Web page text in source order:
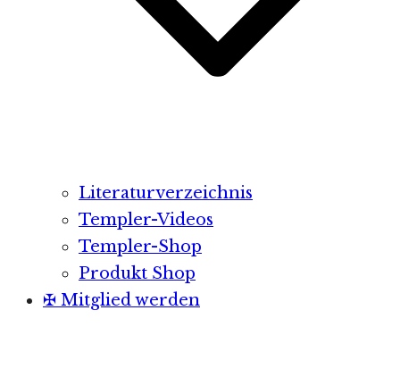
Literaturverzeichnis
Templer-Videos
Templer-Shop
Produkt Shop
✠ Mitglied werden